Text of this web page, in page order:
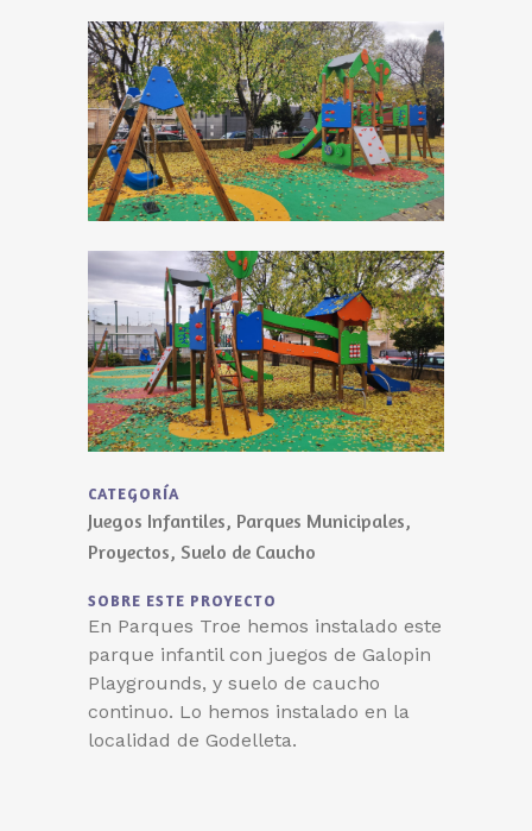
CATEGORÍA
Juegos Infantiles, Parques Municipales,
Proyectos, Suelo de Caucho
SOBRE ESTE PROYECTO
En Parques Troe hemos instalado este
parque infantil con juegos de Galopin
Playgrounds, y suelo de caucho
continuo. Lo hemos instalado en la
localidad de Godelleta.